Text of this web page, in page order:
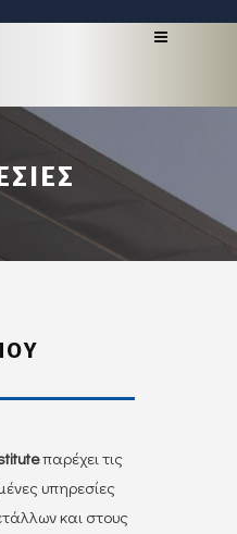
παρέχει τις
υπηρεσίες
και στους